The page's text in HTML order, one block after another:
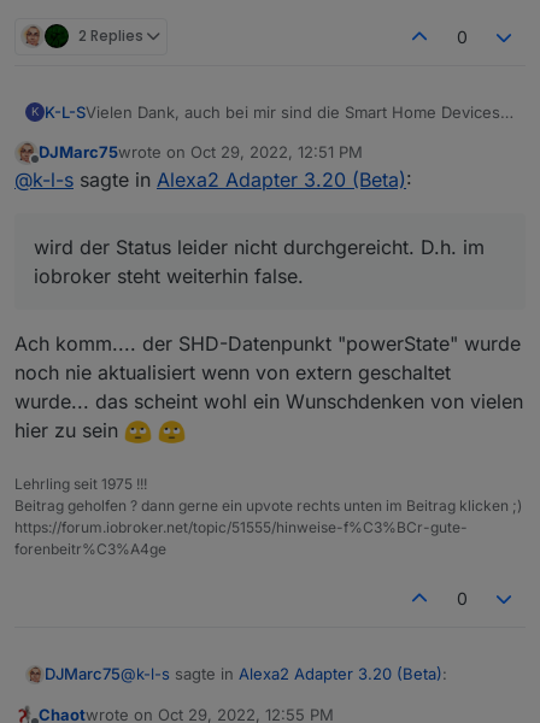
2 Replies 0
K K-L-SVielen Dank, auch bei mir sind die Smart Home Devices
Schalte ich eine Device in der Alexa-App on(true) wird
der Status leider nicht durchgereicht. D.h. im iobroker
Offline
DJMarc75wrote on Oct 29, 2022, 12:51 PM
last edited by
@k-l-s sagte in Alexa2 Adapter 3.20 (Beta):
wird der Status leider nicht durchgereicht. D.h. im
iobroker steht weiterhin false.
Ach komm.... der SHD-Datenpunkt "powerState" wurde
noch nie aktualisiert wenn von extern geschaltet
wurde... das scheint wohl ein Wunschdenken von vielen
hier zu sein
Lehrling seit 1975 !!!
Beitrag geholfen ? dann gerne ein upvote rechts unten im Beitrag klicken ;)
https://forum.iobroker.net/topic/51555/hinweise-f%C3%BCr-gute-
forenbeitr%C3%A4ge
0
DJMarc75@k-l-s sagte in Alexa2 Adapter 3.20 (Beta):
Chaotwrote on Oct 29, 2022, 12:55 PM